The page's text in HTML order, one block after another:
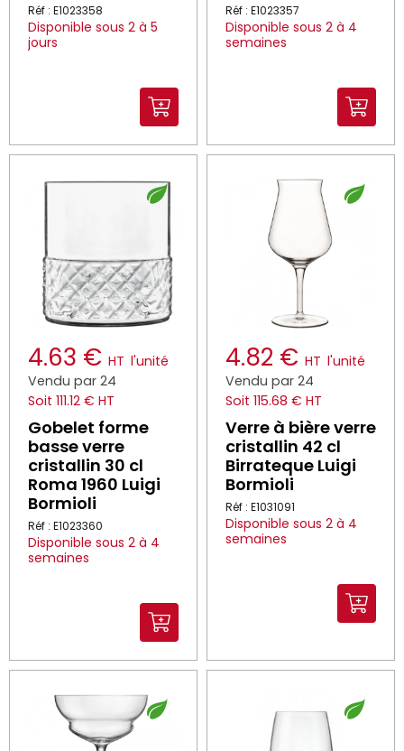
Réf : E1023358
Disponible sous 2 à 5
jours
Réf : E1023357
Disponible sous 2 à 4
semaines
4.63 € HT l'unité
Vendu par 24
Soit 111.12 € HT
Gobelet forme
basse verre
cristallin 30 cl
Roma 1960 Luigi
Bormioli
Réf : E1023360
Disponible sous 2 à 4
semaines
4.82 € HT l'unité
Vendu par 24
Soit 115.68 € HT
Verre à bière verre
cristallin 42 cl
Birrateque Luigi
Bormioli
Réf : E1031091
Disponible sous 2 à 4
semaines